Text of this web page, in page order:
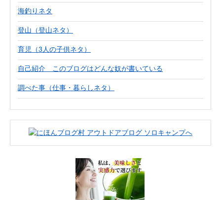
海釣りネタ
登山（登山ネタ）
育児（3人の子供ネタ）
自己紹介 このブログはどんな奴が書いている
調べた事（仕事・暮らしネタ）